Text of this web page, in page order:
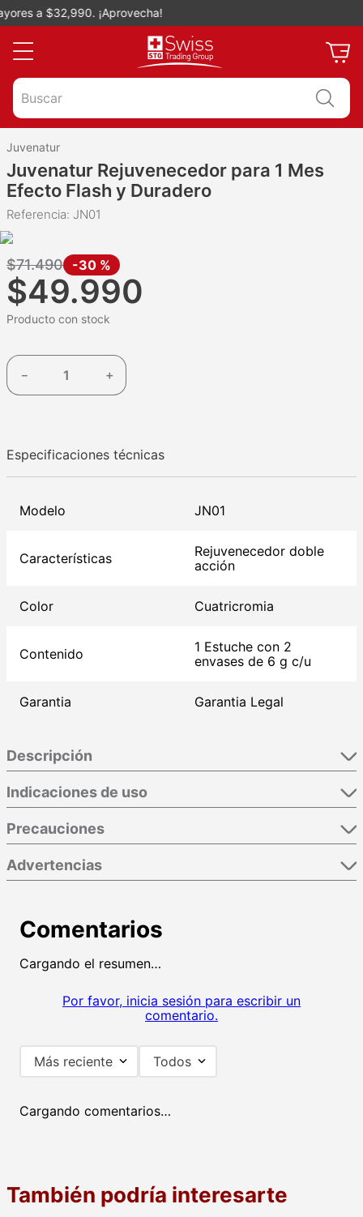
a $32,990. ¡Aprovecha!
Buscar
Juvenatur
Juvenatur Rejuvenecedor para 1 Mes
Efecto Flash y Duradero
Referencia: JN01
$71.490 -30 %
$49.990
Producto con stock
＋
－
Especificaciones técnicas
Modelo JN01
Características
Rejuvenecedor doble
acción
Color Cuatricromia
Contenido
1 Estuche con 2
envases de 6 g c/u
Garantia Garantia Legal
Descripción
Indicaciones de uso
Precauciones
Advertencias
Comentarios
Cargando el resumen…
Por favor, inicia sesión para escribir un
comentario.
Más reciente Todos
Cargando comentarios…
También podría interesarte